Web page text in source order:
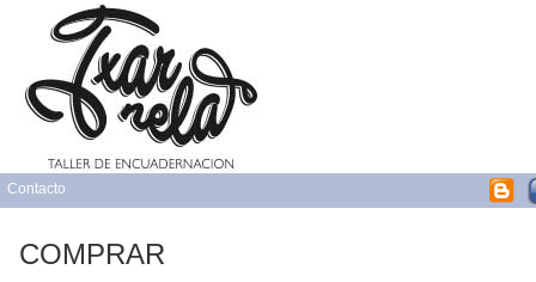
Contacto
COMPRAR